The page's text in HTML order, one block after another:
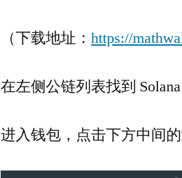
（下载地址：https://
在左侧公链列表找到
进入钱包，点击下方中间